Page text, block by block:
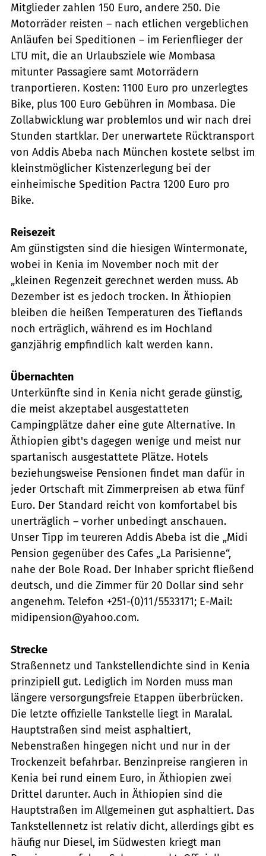
Mitglieder zahlen 150 Euro, andere 250. Die
Motorräder reisten – nach etlichen vergeblichen
Anläufen bei Speditionen – im Ferienflieger der
LTU mit, die an Urlaubsziele wie Mombasa
mitunter Passagiere samt Motorrädern
tranportieren. Kosten: 1100 Euro pro unzerlegtes
Bike, plus 100 Euro Gebühren in Mombasa. Die
Zollabwicklung war problemlos und wir nach drei
Stunden startklar. Der unerwartete Rücktransport
von Addis Abeba nach München kostete selbst im
kleinstmöglicher Kistenzerlegung bei der
einheimische Spedition Pactra 1200 Euro pro
Bike.
Reisezeit
Am günstigsten sind die hiesigen Wintermonate,
wobei in Kenia im November noch mit der
„kleinen Regenzeit gerechnet werden muss. Ab
Dezember ist es jedoch trocken. In Äthiopien
bleiben die heißen Temperaturen des Tieflands
noch erträglich, während es im Hochland
ganzjährig empfindlich kalt werden kann.
Übernachten
Unterkünfte sind in Kenia nicht gerade günstig,
die meist akzeptabel ausgestatteten
Campingplätze daher eine gute Alternative. In
Äthiopien gibt's dagegen wenige und meist nur
spartanisch ausgestattete Plätze. Hotels
beziehungsweise Pensionen findet man dafür in
jeder Ortschaft mit Zimmerpreisen ab etwa fünf
Euro. Der Standard reicht von komfortabel bis
unerträglich – vorher unbedingt anschauen.
Unser Tipp im teureren Addis Abeba ist die „Midi
Pension gegenüber des Cafes „La Parisienne“,
nahe der Bole Road. Der Inhaber spricht fließend
deutsch, und die Zimmer für 20 Dollar sind sehr
angenehm. Telefon +251-(0)11/5533171; E-Mail:
midipension@yahoo.com.
Strecke
Straßennetz und Tankstellendichte sind in Kenia
prinzipiell gut. Lediglich im Norden muss man
längere versorgungsfreie Etappen überbrücken.
Die letzte offizielle Tankstelle liegt in Maralal.
Hauptstraßen sind meist asphaltiert,
Nebenstraßen hingegen nicht und nur in der
Trockenzeit befahrbar. Benzinpreise rangieren in
Kenia bei rund einem Euro, in Äthiopien zwei
Drittel darunter. Auch in Äthiopien sind die
Hauptstraßen im Allgemeinen gut asphaltiert. Das
Tankstellennetz ist relativ dicht, allerdings gibt es
häufig nur Diesel, im Südwesten kriegt man